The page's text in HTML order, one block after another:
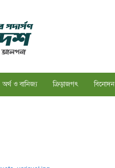
অর্থ ও বানিজ্য ক্রিড়াজগৎ বিনোদন